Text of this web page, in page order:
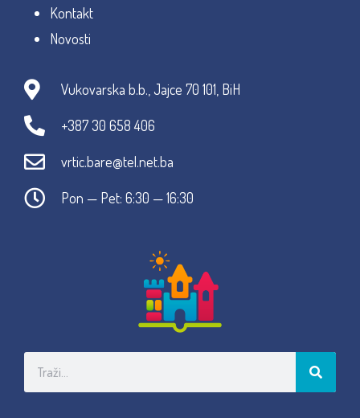
Kontakt
Novosti
Vukovarska b.b., Jajce 70 101, BiH
+387 30 658 406
vrtic.bare@tel.net.ba
Pon — Pet: 6:30 — 16:30